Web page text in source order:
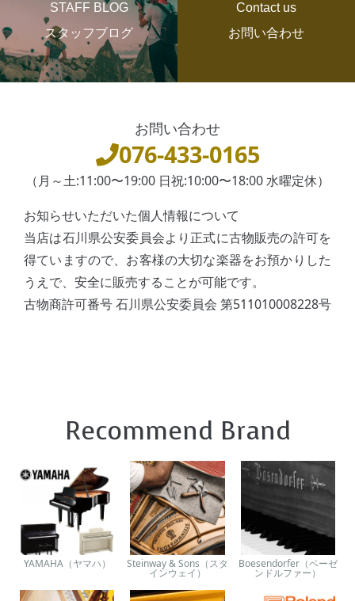
STAFF BLOG
スタッフブログ
Contact us
お問い合わせ
お問い合わせ
076-433-0165
（月～土:11:00〜19:00 日祝:10:00〜18:00 水曜定休）
お知らせいただいた個人情報について
当店は石川県公安委員会より正式に古物販売の許可を
得ていますので、お客様の大切な楽器をお預かりした
うえで、安全に販売することが可能です。
古物商許可番号 石川県公安委員会 第511010008228号
Recommend Brand
YAMAHA（ヤマハ） Steinway & Sons（スタ
インウェイ）
Boesendorfer（ベーゼ
ンドルファー）